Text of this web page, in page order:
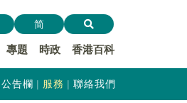
專題 時政 香港百科
简
告欄 服務 聯絡我們